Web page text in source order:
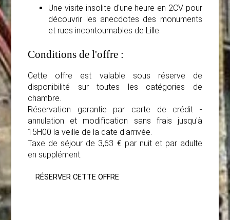
Une visite insolite d'une heure en 2CV pour
découvrir les anecdotes des monuments
et rues incontournables de Lille.
Conditions de l'offre :
Cette offre est valable sous réserve de
disponibilité sur toutes les catégories de
chambre.
Réservation garantie par carte de crédit -
annulation et modification sans frais jusqu'à
15H00 la veille de la date d'arrivée.
Taxe de séjour de 3,63 € par nuit et par adulte
en supplément.
RÉSERVER CETTE OFFRE